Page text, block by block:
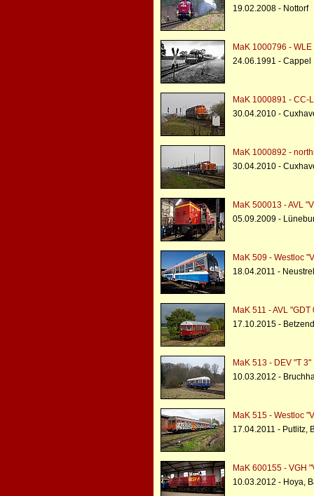
19.02.2008 - Nottorf
MaK 1000796 - WLE
24.06.1991 - Cappel
MaK 1000891 - CC-
30.04.2010 -
MaK 1000892 -
30.04.2010 -
MaK 500013 - AVL
05.09.2009 -
MaK 509 - Westloc
18.04.2011 -
MaK 511 - AVL "GDT
17.10.2015 -
MaK 513 - DEV "T 3"
10.03.2012 -
MaK 515 - Westloc
17.04.2011 - Putlitz,
MaK 600155 - VGH
10.03.2012 - Hoya,